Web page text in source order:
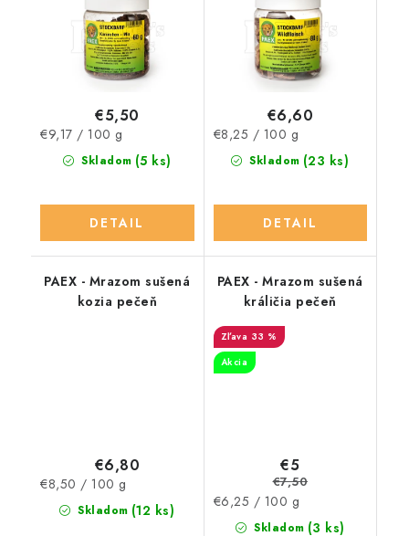
Skladom (5 ks)
€5,50
Jednotková
cena:
€9,17 / 100 g
DETAIL
Skladom (23 ks)
€6,60
Jednotková
cena:
€8,25 / 100 g
DETAIL
PAEX - Mrazom sušená
kozia pečeň
Skladom (12 ks)
€6,80
Jednotková
cena:
€8,50 / 100 g
PAEX - Mrazom sušená
králičia pečeň
33 %
Akcia
Skladom (3 ks)
€5
€7,50
Jednotková
cena:
€6,25 / 100 g